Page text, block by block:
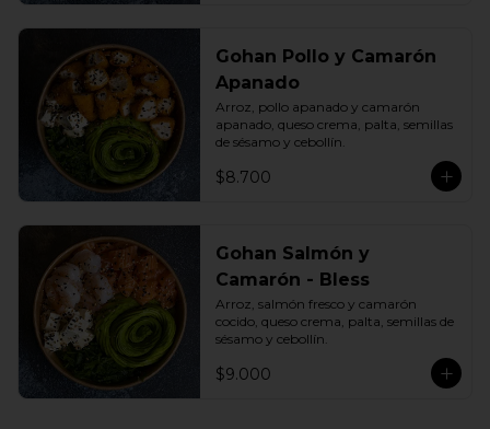
Gohan Pollo y Camarón
Apanado
Arroz, pollo apanado y camarón
apanado, queso crema, palta, semillas
de sésamo y cebollín.
$8.700
Gohan Salmón y
Camarón - Bless
Arroz, salmón fresco y camarón
cocido, queso crema, palta, semillas de
sésamo y cebollín.
$9.000